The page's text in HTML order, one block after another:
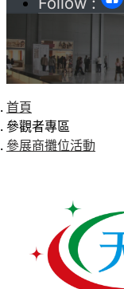
首頁
參觀者專區
參展商攤位活動